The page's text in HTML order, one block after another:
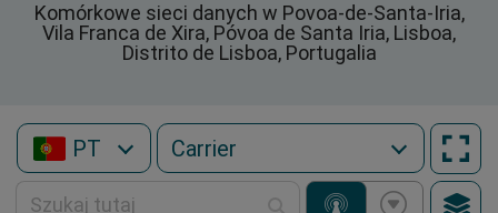
Komórkowe sieci danych w Povoa-de-Santa-Iria,
Vila Franca de Xira, Póvoa de Santa Iria, Lisboa,
Distrito de Lisboa, Portugalia
PT